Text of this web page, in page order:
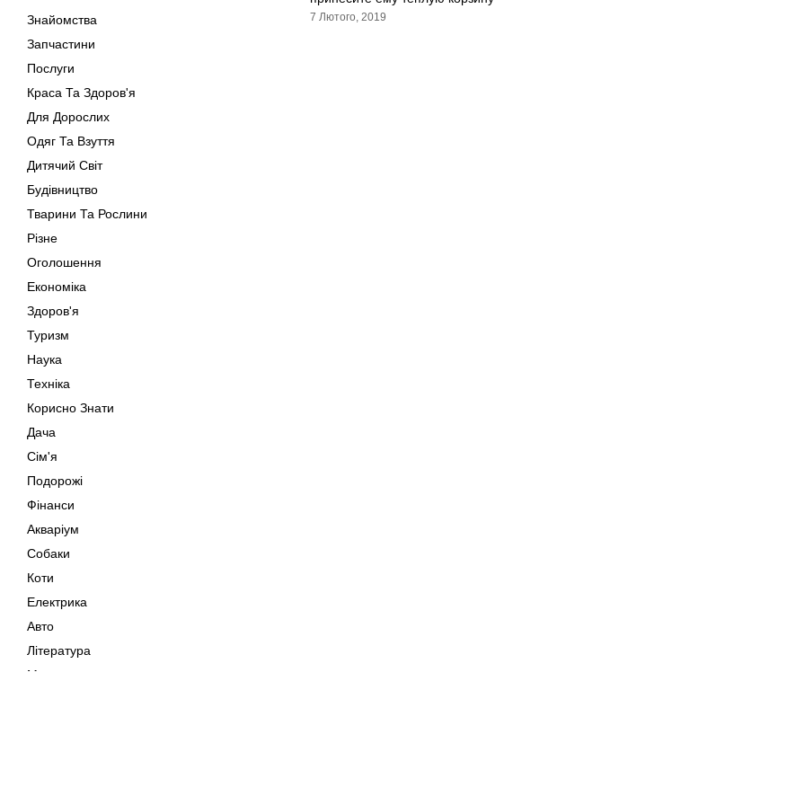
Знайомства
Запчастини
Послуги
Краса Та Здоров'я
Для Дорослих
Одяг Та Взуття
Дитячий Світ
Будівництво
Тварини Та Рослини
Різне
Оголошення
Економіка
Здоров'я
Туризм
Наука
Техніка
Корисно Знати
Дача
Сім'я
Подорожі
Фінанси
Акваріум
Собаки
Коти
Електрика
Авто
Література
Музика
7 Лютого, 2019